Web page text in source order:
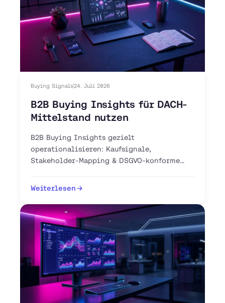
Buying Signals24. Juli 2026
B2B Buying Insights für DACH-
Mittelstand nutzen
B2B Buying Insights gezielt
operationalisieren: Kaufsignale,
Stakeholder-Mapping & DSGVO-konforme
Pipeline aufbauen.
Weiterlesen